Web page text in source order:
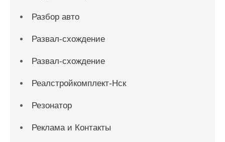
Разбор авто
Развал-схождение
Развал-схождение
Реалстройкомплект-Нск
Резонатор
Реклама и Контакты